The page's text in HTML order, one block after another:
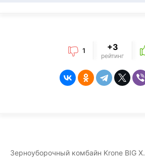
1 +3
рейтинг
Зерноуборочный комбайн Krone BIG X.